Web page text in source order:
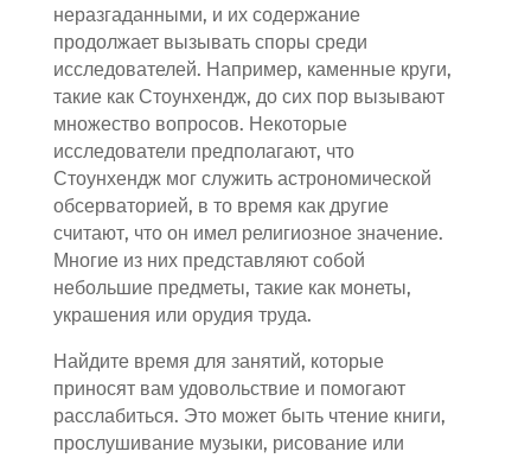
неразгаданными, и их содержание
продолжает вызывать споры среди
исследователей. Например, каменные круги,
такие как Стоунхендж, до сих пор вызывают
множество вопросов. Некоторые
исследователи предполагают, что
Стоунхендж мог служить астрономической
обсерваторией, в то время как другие
считают, что он имел религиозное значение.
Многие из них представляют собой
небольшие предметы, такие как монеты,
украшения или орудия труда.
Найдите время для занятий, которые
приносят вам удовольствие и помогают
расслабиться. Это может быть чтение книги,
прослушивание музыки, рисование или